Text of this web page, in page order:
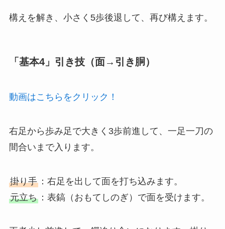
構えを解き、小さく5歩後退して、再び構えます。
「基本4」引き技（面→引き胴）
動画はこちらをクリック！
右足から歩み足で大きく3歩前進して、一足一刀の
間合いまで入ります。
掛り手：右足を出して面を打ち込みます。
元立ち：表鎬（おもてしのぎ）で面を受けます。